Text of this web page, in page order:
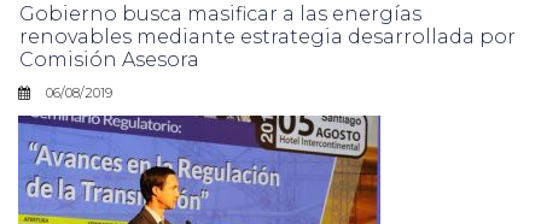
Gobierno busca masificar a las energías
renovables mediante estrategia desarrollada por
Comisión Asesora
06/08/2019